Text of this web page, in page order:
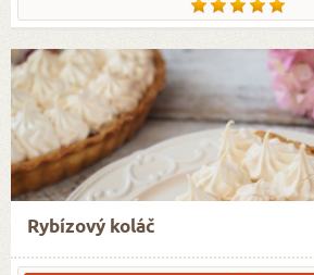
Rybízový koláč